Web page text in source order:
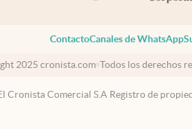
ContactoCanales de WhatsApp
2025 cronista.com Todos los derechos
Cronista Comercial S.A Registro de